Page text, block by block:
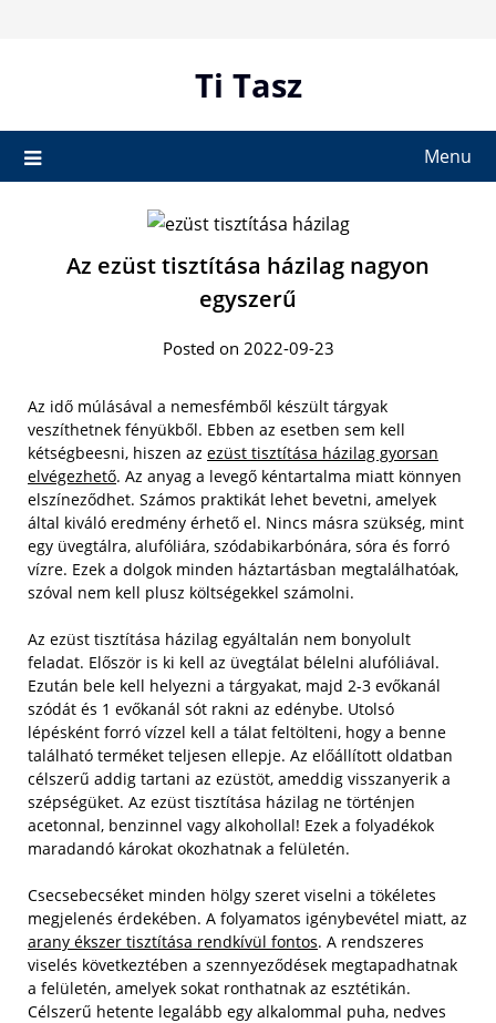
Ti Tasz
Menu
Az ezüst tisztítása házilag nagyon
egyszerű
Posted on 2022-09-23
Az idő múlásával a nemesfémből készült tárgyak
veszíthetnek fényükből. Ebben az esetben sem kell
kétségbeesni, hiszen az ezüst tisztítása házilag gyorsan
elvégezhető. Az anyag a levegő kéntartalma miatt könnyen
elszíneződhet. Számos praktikát lehet bevetni, amelyek
által kiváló eredmény érhető el. Nincs másra szükség, mint
egy üvegtálra, alufóliára, szódabikarbónára, sóra és forró
vízre. Ezek a dolgok minden háztartásban megtalálhatóak,
szóval nem kell plusz költségekkel számolni.
Az ezüst tisztítása házilag egyáltalán nem bonyolult
feladat. Először is ki kell az üvegtálat bélelni alufóliával.
Ezután bele kell helyezni a tárgyakat, majd 2-3 evőkanál
szódát és 1 evőkanál sót rakni az edénybe. Utolsó
lépésként forró vízzel kell a tálat feltölteni, hogy a benne
található terméket teljesen ellepje. Az előállított oldatban
célszerű addig tartani az ezüstöt, ameddig visszanyerik a
szépségüket. Az ezüst tisztítása házilag ne történjen
acetonnal, benzinnel vagy alkohollal! Ezek a folyadékok
maradandó károkat okozhatnak a felületén.
Csecsebecséket minden hölgy szeret viselni a tökéletes
megjelenés érdekében. A folyamatos igénybevétel miatt, az
arany ékszer tisztítása rendkívül fontos. A rendszeres
viselés következtében a szennyeződések megtapadhatnak
a felületén, amelyek sokat ronthatnak az esztétikán.
Célszerű hetente legalább egy alkalommal puha, nedves